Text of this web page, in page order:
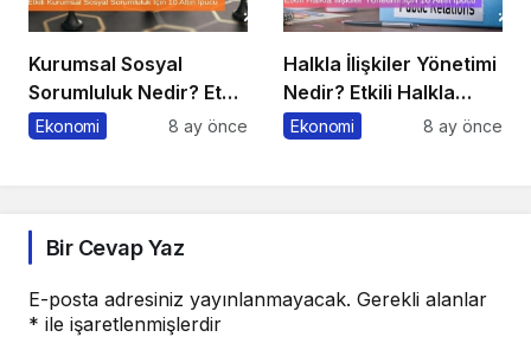
Kurumsal Sosyal
Sorumluluk Nedir? Etkili
Kurumsal Sosyal
Ekonomi 8 ay önce
Halkla İlişkiler Yönetimi
Nedir? Etkili Halkla
İlişkiler Yönetimi İçin 10
Ekonomi 8 ay önce
Bir Cevap Yaz
E-posta adresiniz yayınlanmayacak. Gerekli alanlar
* ile işaretlenmişlerdir